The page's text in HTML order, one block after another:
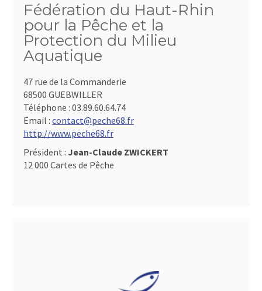
Fédération du Haut-Rhin
pour la Pêche et la
Protection du Milieu
Aquatique
47 rue de la Commanderie
68500 GUEBWILLER
Téléphone : 03.89.60.64.74
Email : contact@peche68.fr
http://www.peche68.fr
Président : Jean-Claude ZWICKERT
12 000 Cartes de Pêche